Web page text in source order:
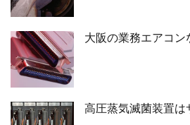
大阪の業務エアコン
高圧蒸気滅菌装置は